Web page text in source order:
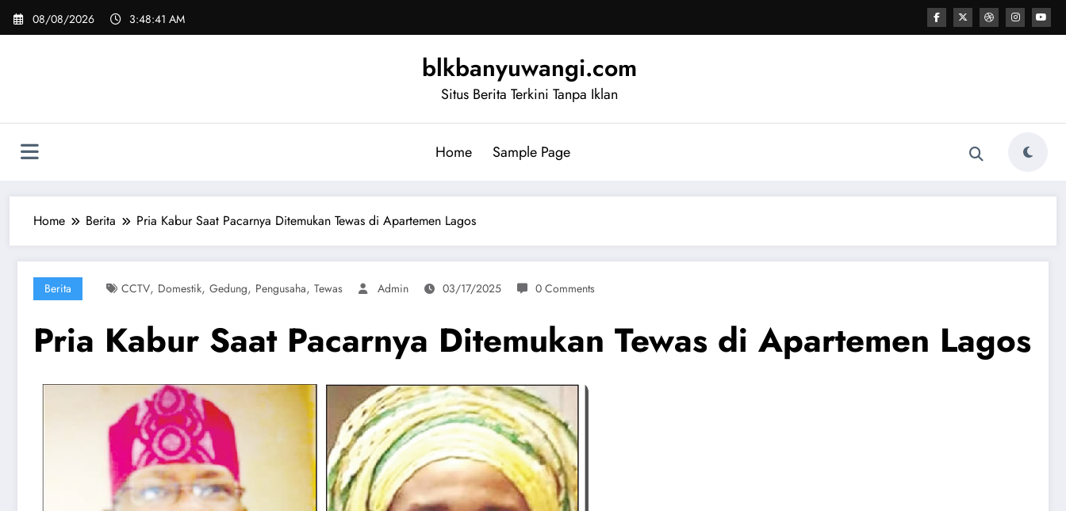
Skip
08/08/2026 3:48:42 AM
blkbanyuwangi.com
Situs Berita Terkini Tanpa Iklan
Home Sample Page
Home Berita Pria Kabur Saat Pacarnya Ditemukan Tewas di Apartemen Lagos
Berita CCTV, Domestik, Gedung, Pengusaha, Tewas Admin 03/17/2025 0 Comments
Pria Kabur Saat Pacarnya Ditemukan Tewas di Apartemen Lagos